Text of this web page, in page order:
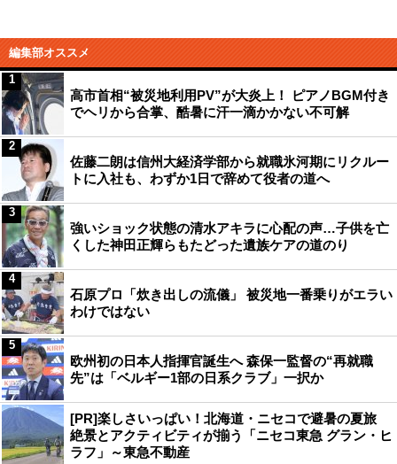
編集部オススメ
高市首相“被災地利用PV”が大炎上！ ピアノBGM付き
でヘリから合掌、酷暑に汗一滴かかない不可解
1
佐藤二朗は信州大経済学部から就職氷河期にリクルー
トに入社も、わずか1日で辞めて役者の道へ
2
強いショック状態の清水アキラに心配の声…子供を亡
くした神田正輝らもたどった遺族ケアの道のり
3
石原プロ「炊き出しの流儀」 被災地一番乗りがエラい
わけではない
4
欧州初の日本人指揮官誕生へ 森保一監督の“再就職
先”は「ベルギー1部の日系クラブ」一択か
5
[PR]楽しさいっぱい！北海道・ニセコで避暑の夏旅
絶景とアクティビティが揃う「ニセコ東急 グラン・ヒ
ラフ」～東急不動産